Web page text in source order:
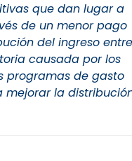
que dan lugar a
de un menor pago
del ingreso entre
causada por los
programas de gasto
mejorar la